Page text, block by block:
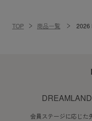
TOP 商品一覧 2026
会員ステージに応じた